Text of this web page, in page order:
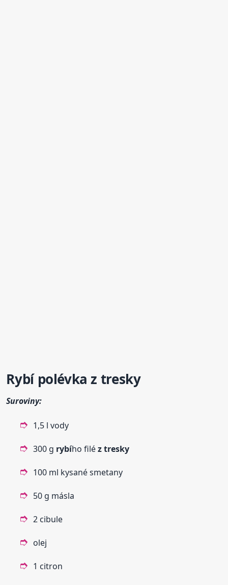
Rybí polévka z tresky
Suroviny:
1,5 l vody
300 g rybího filéz tresky
100 ml kysané smetany
50 g másla
2 cibule
olej
1 citron